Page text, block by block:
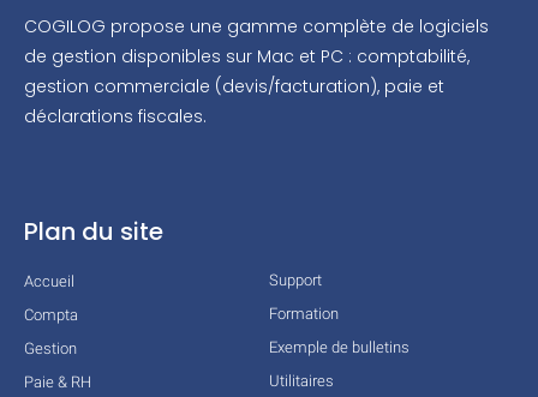
COGILOG propose une gamme complète de logiciels
de gestion disponibles sur Mac et PC : comptabilité,
gestion commerciale (devis/facturation), paie et
déclarations fiscales.
Plan du site
Accueil
Compta
Gestion
Paie & RH
Support
Formation
Exemple de bulletins
Utilitaires